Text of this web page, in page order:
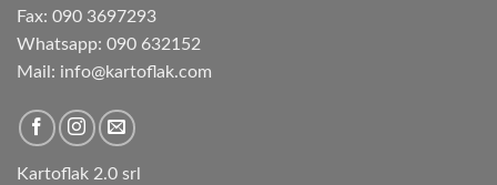
Fax: 090 3697293‬
Whatsapp: 090 632152
Mail: info@kartoflak.com
Kartoflak 2.0 srl